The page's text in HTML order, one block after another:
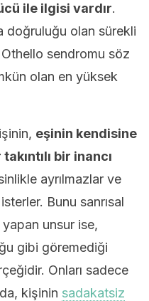
ile ilgisi vardır.
doğruluğu olan sürekli
sendromu söz
olan en yüksek
eşinin kendisine
bir inancı
ayrılmazlar ve
Bunu sanrısal
yapan unsur ise,
gibi göremediği
Onları sadece
kişinin sadakatsiz